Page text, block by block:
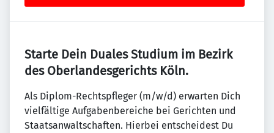
Starte Dein Duales Studium im Bezirk
des Oberlandesgerichts Köln.
Als Diplom-Rechtspfleger (m/w/d) erwarten Dich
vielfältige Aufgabenbereiche bei Gerichten und
Staatsanwaltschaften. Hierbei entscheidest Du